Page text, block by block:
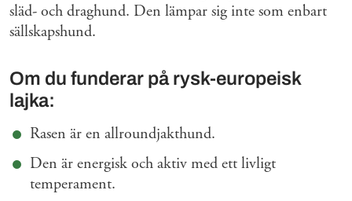
släd- och draghund. Den lämpar sig inte som enbart
sällskapshund.
Om du funderar på rysk-europeisk
lajka:
Rasen är en allroundjakthund.
Den är energisk och aktiv med ett livligt
temperament.